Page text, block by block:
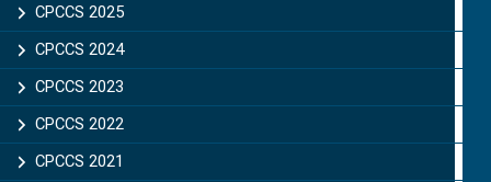
CPCCS 2025
CPCCS 2024
CPCCS 2023
CPCCS 2022
CPCCS 2021